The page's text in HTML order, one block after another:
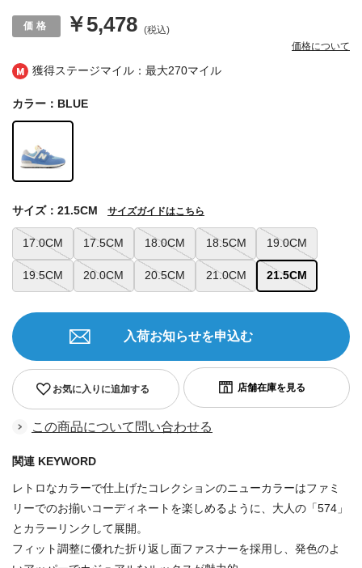
獲得ステージマイル：最大270マイル
￥5,478 (税込)
価格について
カラー：BLUE
17.0CM 17.5CM 18.0CM 18.5CM 19.0CM
19.5CM 20.0CM 20.5CM 21.0CM 21.5CM
サイズ：21.5CM サイズガイドはこちら
お気に入りに追加する
入荷お知らせを申込む
この商品について問い合わせる
関連 KEYWORD
レトロなカラーで仕上げたコレクションのニューカラーはファミ
リーでのお揃いコーディネートを楽しめるように、大人の「574」
とカラーリンクして展開。
フィット調整に優れた折り返し面ファスナーを採用し、発色のよ